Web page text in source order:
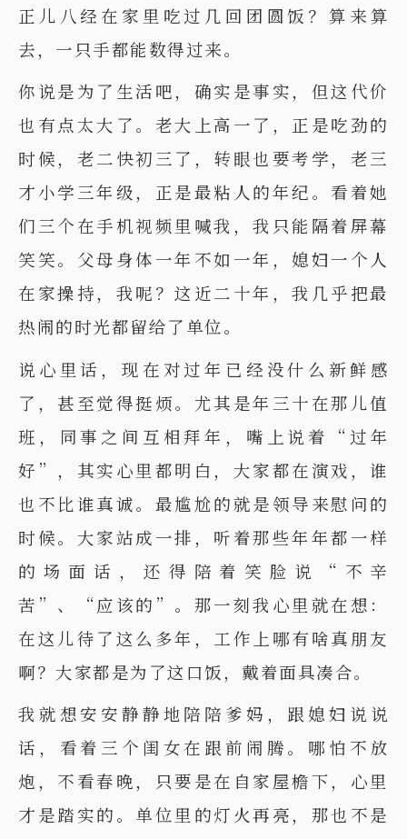
正儿八经在家里吃过几回团圆饭？算来算
去，一只手都能数得过来。
你说是为了生活吧，确实是事实，但这代价
也有点太大了。老大上高一了，正是吃劲的
时候，老二快初三了，转眼也要考学，老三
才小学三年级，正是最粘人的年纪。看着她
们三个在手机视频里喊我，我只能隔着屏幕
笑笑。父母身体一年不如一年，媳妇一个人
在家操持，我呢？这近二十年，我几乎把最
热闹的时光都留给了单位。
说心里话，现在对过年已经没什么新鲜感
了，甚至觉得挺烦。尤其是年三十在那儿值
班，同事之间互相拜年，嘴上说着“过年
好”，其实心里都明白，大家都在演戏，谁
也不比谁真诚。最尴尬的就是领导来慰问的
时候。大家站成一排，听着那些年年都一样
的场面话，还得陪着笑脸说“不辛
苦”、“应该的”。那一刻我心里就在想：
在这儿待了这么多年，工作上哪有啥真朋友
啊？大家都是为了这口饭，戴着面具凑合。
我就想安安静静地陪陪爹妈，跟媳妇说说
话，看着三个闺女在跟前闹腾。哪怕不放
炮，不看春晚，只要是在自家屋檐下，心里
才是踏实的。单位里的灯火再亮，那也不是